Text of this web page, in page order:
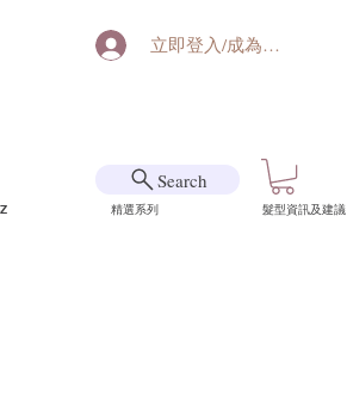
立即登入/成為會員
Search
精選系列 髮型資訊及建議